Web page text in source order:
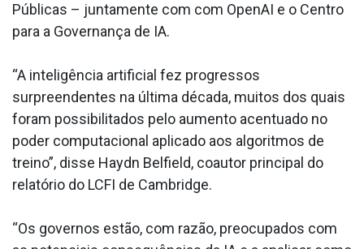
Públicas – juntamente com com OpenAI e o Centro
para a Governança de IA.
“A inteligência artificial fez progressos
surpreendentes na última década, muitos dos quais
foram possibilitados pelo aumento acentuado no
poder computacional aplicado aos algoritmos de
treino”, disse Haydn Belfield, coautor principal do
relatório do LCFI de Cambridge.
“Os governos estão, com razão, preocupados com